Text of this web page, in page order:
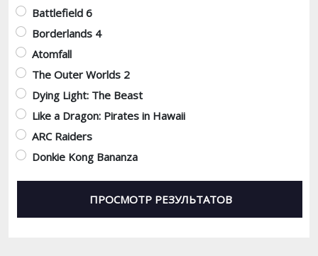
Battlefield 6
Borderlands 4
Atomfall
The Outer Worlds 2
Dying Light: The Beast
Like a Dragon: Pirates in Hawaii
ARC Raiders
Donkie Kong Bananza